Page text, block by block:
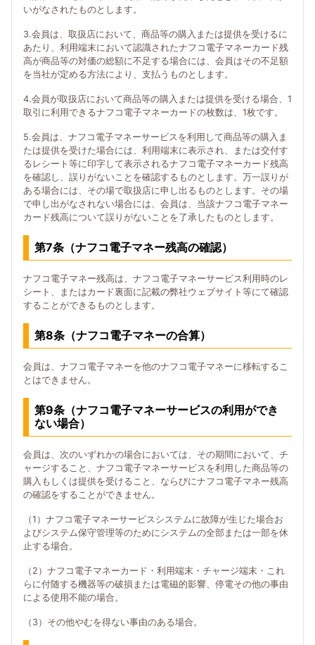
いがなされたものとします。
3.会員は、取扱店において、商品等の購入または提供を受けるに
あたり、利用端末において認識されたナフコ電子マネーカード残
高が商品等の対価の総額に不足する場合には、会員はその不足額
を当社が定める方法により、支払うものとします。
4.会員が取扱店において商品等の購入または提供を受ける場合、1
取引に利用できるナフコ電子マネーカードの枚数は、1枚です。
5.会員は、ナフコ電子マネーサービスを利用して商品等の購入ま
たは提供を受けた場合には、利用端末に表示され、または交付す
るレシート等に印字して表示されるナフコ電子マネーカード残高
を確認し、誤りがないことを確認するものとします。万一誤りが
ある場合には、その場で取扱店に申し出るものとします。その場
で申し出がなされない場合には、会員は、当該ナフコ電子マネー
カード残高について誤りがないことを了承したものとします。
第7条（ナフコ電子マネー残高の確認）
ナフコ電子マネー残高は、ナフコ電子マネーサービス利用時のレ
シート、またはカード裏面に記載の弊社ウェブサイト等にて確認
することができるものとします。
第8条（ナフコ電子マネーの合算）
会員は、ナフコ電子マネーを他のナフコ電子マネーに移転するこ
とはできません。
第9条（ナフコ電子マネーサービスの利用ができ
ない場合）
会員は、次のいずれかの場合においては、その期間において、チ
ャージすること、ナフコ電子マネーサービスを利用した商品等の
購入もしくは提供を受けること、ならびにナフコ電子マネー残高
の確認をすることができません。
（1）ナフコ電子マネーサービスシステムに故障が生じた場合お
よびシステム保守管理等のためにシステムの全部または一部を休
止する場合。
（2）ナフコ電子マネーカード・利用端末・チャージ端末・これ
らに付随する機器等の破損または電磁的影響、停電その他の事由
による使用不能の場合。
（3）その他やむを得ない事由のある場合。